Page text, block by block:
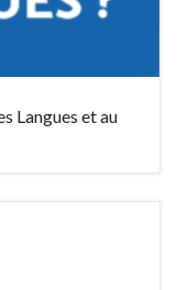
Langues et au